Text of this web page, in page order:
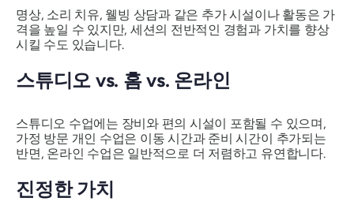
명상, 소리 치유, 웰빙 상담과 같은 추가 시설이나 활동은 가
격을 높일 수 있지만, 세션의 전반적인 경험과 가치를 향상
시킬 수도 있습니다.
스튜디오 vs. 홈 vs. 온라인
스튜디오 수업에는 장비와 편의 시설이 포함될 수 있으며,
가정 방문 개인 수업은 이동 시간과 준비 시간이 추가되는
반면, 온라인 수업은 일반적으로 더 저렴하고 유연합니다.
진정한 가치